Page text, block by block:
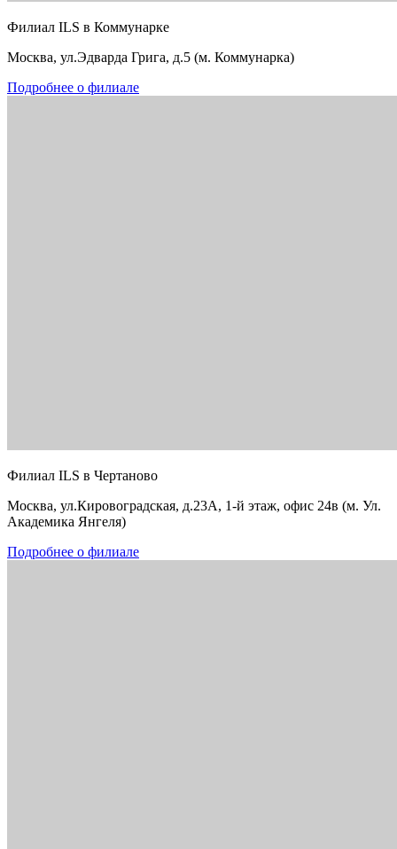
Филиал ILS в Коммунарке
Москва, ул.Эдварда Грига, д.5 (м. Коммунарка)
Подробнее о филиале
Филиал ILS в Чертаново
Москва, ул.Кировоградская, д.23А, 1-й этаж, офис 24в (м. Ул.
Академика Янгеля)
Подробнее о филиале